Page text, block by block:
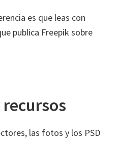
es que leas con
publica Freepik sobre
las fotos y los PSD